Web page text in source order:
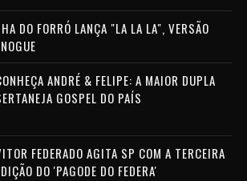
DO FORRÓ LANÇA "LA LA LA", VERSÃO
ANDRÉ & FELIPE: A MAIOR DUPLA
GOSPEL DO PAÍS
FEDERADO AGITA SP COM A TERCEIRA
DO 'PAGODE DO FEDERA'